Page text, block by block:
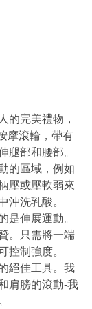
的完美禮物，
摩滾輪，帶有
部和腰部。
的區域，例如
壓或壓軟弱來
洗乳酸。
伸展運動。
。只需將一端
制強度。
絕佳工具。我
肩膀的滾動-我